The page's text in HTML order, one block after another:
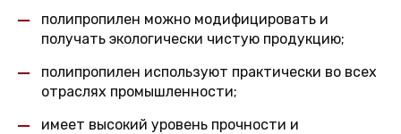
полипропилен можно модифицировать и
получать экологически чистую продукцию;
полипропилен используют практически во всех
отраслях промышленности;
имеет высокий уровень прочности и